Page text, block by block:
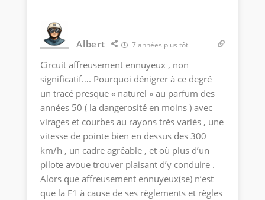
Albert 7 années plus tôt
Circuit affreusement ennuyeux , non
significatif…. Pourquoi dénigrer à ce degré
un tracé presque « naturel » au parfum des
années 50 ( la dangerosité en moins ) avec
virages et courbes au rayons très variés , une
vitesse de pointe bien en dessus des 300
km/h , un cadre agréable , et où plus d’un
pilote avoue trouver plaisant d’y conduire .
Alors que affreusement ennuyeux(se) n’est
que la F1 à cause de ses règlements et règles